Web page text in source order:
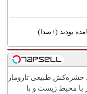
بودند (+صدا)
حشره‌کش طبیعی تارومار
با محیط زیست و با